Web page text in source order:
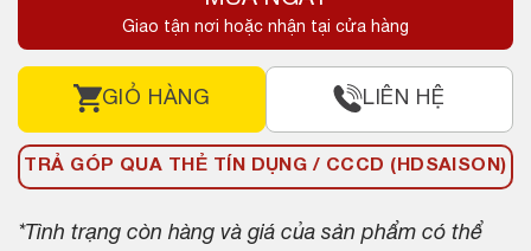
Giao tận nơi hoặc nhận tại cửa hàng
GIỎ HÀNG LIÊN HỆ
TRẢ GÓP QUA THẺ TÍN DỤNG / CCCD (HDSAISON)
*Tình trạng còn hàng và giá của sản phẩm có thể